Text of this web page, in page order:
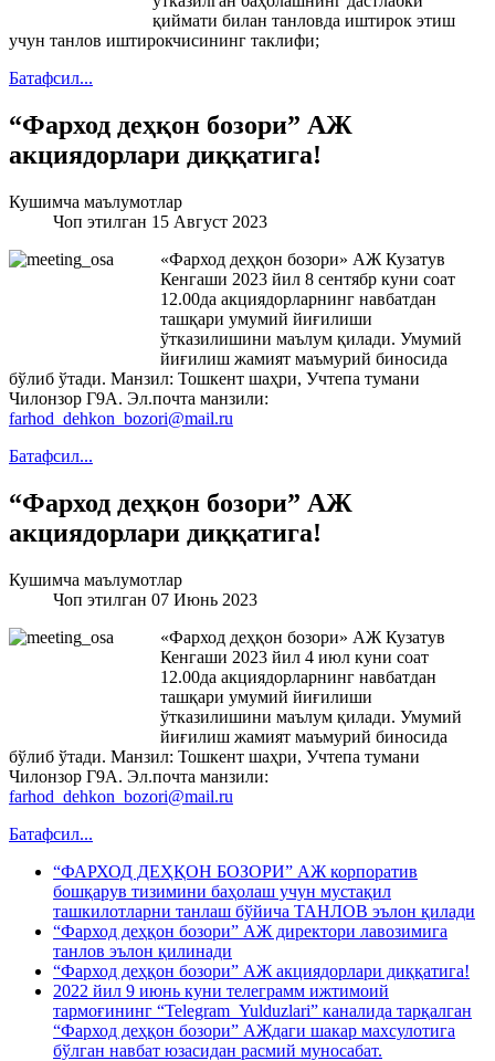
қиймати билан танловда иштирок этиш
учун танлов иштирокчисининг таклифи;
Батафсил...
“Фарход деҳқон бозори” АЖ
акциядорлари диққатига!
Кушимча маълумотлар
Чоп этилган 15 Август 2023
«Фарход деҳқон бозори» АЖ Кузатув
Кенгаши 2023 йил 8 сентябр куни соат
12.00да акциядорларнинг навбатдан
ташқари умумий йиғилиши
ўтказилишини маълум қилади. Умумий
йиғилиш жамият маъмурий биносида
бўлиб ўтади. Манзил: Тошкент шаҳри, Учтепа тумани
Чилонзор Г9А. Эл.почта манзили:
farhod_dehkon_bozori@mail.ru
Батафсил...
“Фарход деҳқон бозори” АЖ
акциядорлари диққатига!
Кушимча маълумотлар
Чоп этилган 07 Июнь 2023
«Фарход деҳқон бозори» АЖ Кузатув
Кенгаши 2023 йил 4 июл куни соат
12.00да акциядорларнинг навбатдан
ташқари умумий йиғилиши
ўтказилишини маълум қилади. Умумий
йиғилиш жамият маъмурий биносида
бўлиб ўтади. Манзил: Тошкент шаҳри, Учтепа тумани
Чилонзор Г9А. Эл.почта манзили:
farhod_dehkon_bozori@mail.ru
Батафсил...
“ФАРХОД ДЕҲҚОН БОЗОРИ” АЖ корпоратив
бошқарув тизимини баҳолаш учун мустақил
ташкилотларни танлаш бўйича ТАНЛОВ эълон қилади
“Фарход деҳқон бозори” АЖ директори лавозимига
танлов эълон қилинади
“Фарход деҳқон бозори” АЖ акциядорлари диққатига!
2022 йил 9 июнь куни телеграмм ижтимоий
тармоғининг “Telegram_Yulduzlari” каналида тарқалган
“Фарход деҳқон бозори” АЖдаги шакар махсулотига
бўлган навбат юзасидан расмий муносабат.